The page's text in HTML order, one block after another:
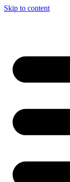
Skip to content